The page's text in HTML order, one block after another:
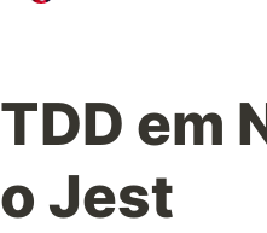
TDD em
o Jest